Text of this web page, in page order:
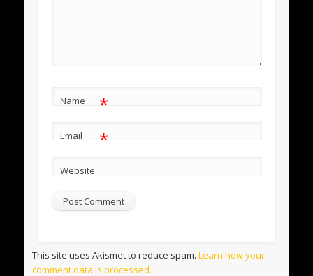
Name *
Email *
Website
This site uses Akismet to reduce spam.Learn how your
comment data is processed.